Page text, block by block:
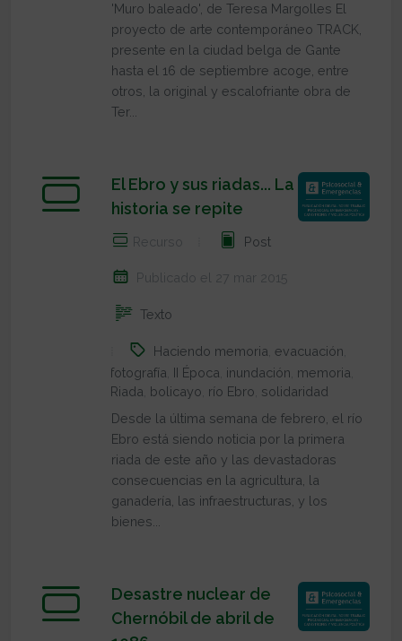
'Muro baleado', de Teresa Margolles El
proyecto de arte contemporáneo TRACK,
presente en la ciudad belga de Gante
hasta el 16 de septiembre acoge, entre
otros, la original y escalofriante obra de
Ter...
El Ebro y sus riadas... La
historia se repite
Recurso Post
Publicado el 27 mar 2015
Texto
Haciendo memoria evacuación
fotografía II Época inundación memoria
Riada bolicayo río Ebro solidaridad
Desde la última semana de febrero, el río
Ebro está siendo noticia por la primera
riada de este año y las devastadoras
consecuencias en la agricultura, la
ganadería, las infraestructuras, y los
bienes...
Desastre nuclear de
Chernóbil de abril de